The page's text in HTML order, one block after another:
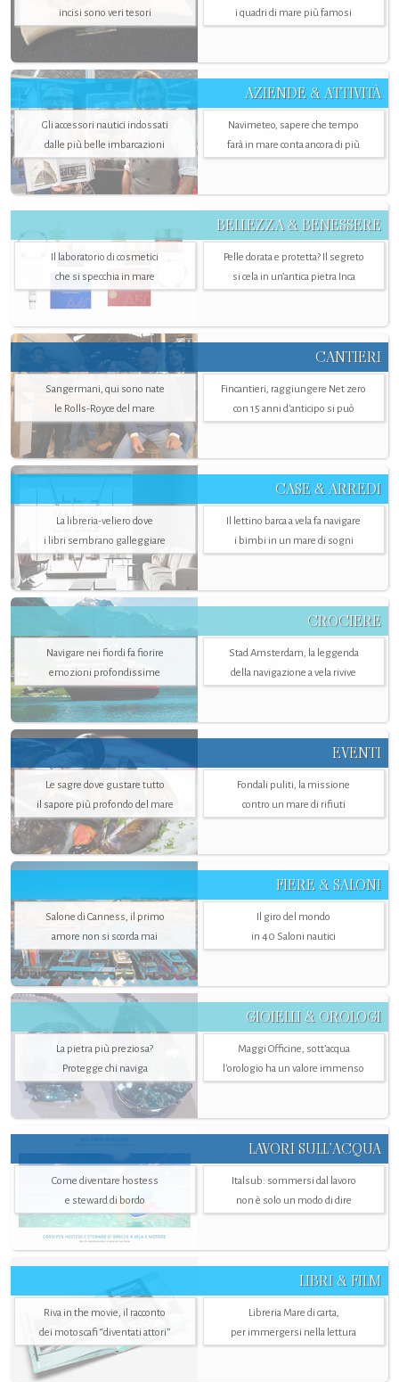
incisi sono veri tesori i quadri di mare più famosi
AZIENDE & ATTIVITÀ
Gli accessori nautici indossati
dalle più belle imbarcazioni
Navimeteo, sapere che tempo
farà in mare conta ancora di più
BELLEZZA & BENESSERE
Il laboratorio di cosmetici
che si specchia in mare
Pelle dorata e protetta? Il segreto
si cela in un’antica pietra Inca
CANTIERI
Sangermani, qui sono nate
le Rolls-Royce del mare
Fincantieri, raggiungere Net zero
con 15 anni d'anticipo si può
CASE & ARREDI
La libreria-veliero dove
i libri sembrano galleggiare
Il lettino barca a vela fa navigare
i bimbi in un mare di sogni
CROCIERE
Navigare nei fiordi fa fiorire
emozioni profondissime
Stad Amsterdam, la leggenda
della navigazione a vela rivive
EVENTI
Le sagre dove gustare tutto
il sapore più profondo del mare
Fondali puliti, la missione
contro un mare di rifiuti
FIERE & SALONI
Salone di Canness, il primo
amore non si scorda mai
Il giro del mondo
in 40 Saloni nautici
GIOIELLI & OROLOGI
La pietra più preziosa?
Protegge chi naviga
Maggi Officine, sott’acqua
l'orologio ha un valore immenso
LAVORI SULL’ACQUA
Come diventare hostess
e steward di bordo
Italsub: sommersi dal lavoro
non è solo un modo di dire
LIBRI & FILM
Riva in the movie, il racconto
dei motoscafi “diventati attori”
Libreria Mare di carta,
per immergersi nella lettura